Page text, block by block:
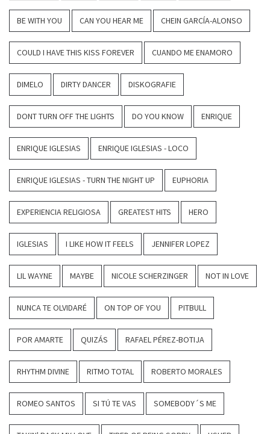
BE WITH YOU CAN YOU HEAR ME CHEIN GARCÍA-ALONSO
COULD I HAVE THIS KISS FOREVER CUANDO ME ENAMORO
DIMELO DIRTY DANCER DISKOGRAFIE
DONT TURN OFF THE LIGHTS DO YOU KNOW ENRIQUE
ENRIQUE IGLESIAS ENRIQUE IGLESIAS - LOCO
ENRIQUE IGLESIAS - TURN THE NIGHT UP EUPHORIA
EXPERIENCIA RELIGIOSA GREATEST HITS HERO
IGLESIAS I LIKE HOW IT FEELS JENNIFER LOPEZ
LIL WAYNE MAYBE NICOLE SCHERZINGER NOT IN LOVE
NUNCA TE OLVIDARÉ ON TOP OF YOU PITBULL
POR AMARTE QUIZÁS RAFAEL PÉREZ-BOTIJA
RHYTHM DIVINE RITMO TOTAL ROBERTO MORALES
ROMEO SANTOS SI TÚ TE VAS SOMEBODY´S ME